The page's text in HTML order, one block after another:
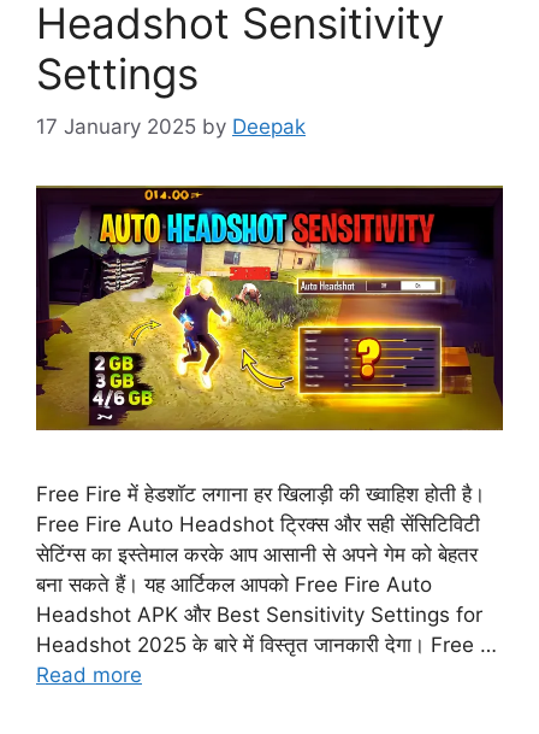
Headshot Sensitivity
Settings
17 January 2025 by Deepak
Free Fire में हेडशॉट लगाना हर खिलाड़ी की ख्वाहिश होती है।
Free Fire Auto Headshot ट्रिक्स और सही सेंसिटिविटी
सेटिंग्स का इस्तेमाल करके आप आसानी से अपने गेम को बेहतर
बना सकते हैं। यह आर्टिकल आपको Free Fire Auto
Headshot APK और Best Sensitivity Settings for
Headshot 2025 के बारे में विस्तृत जानकारी देगा। Free …
Read more